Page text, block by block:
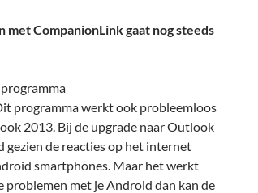
CompanionLink gaat nog steeds
programma werkt ook probleemloos
2013. Bij de upgrade naar Outlook
gezien de reacties op het internet
smartphones. Maar het werkt
problemen met je Android dan kan de